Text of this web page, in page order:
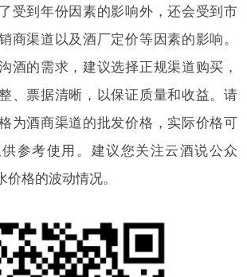
受到年份因素的影响外，还会受到市
商渠道以及酒厂定价等因素的影响。
酒的需求，建议选择正规渠道购买，
、票据清晰，以保证质量和收益。请
为酒商渠道的批发价格，实际价格可
参考使用。建议您关注云酒说公众
格的波动情况。